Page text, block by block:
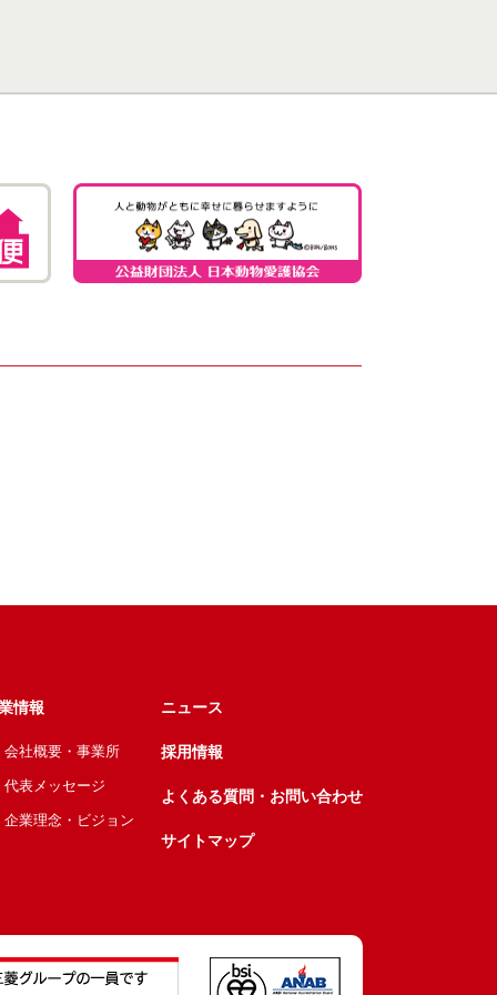
情報
会社概要・事業所
代表メッセージ
企業理念・ビジョン
ニュース
採用情報
よくある質問・お問い合わせ
サイトマップ